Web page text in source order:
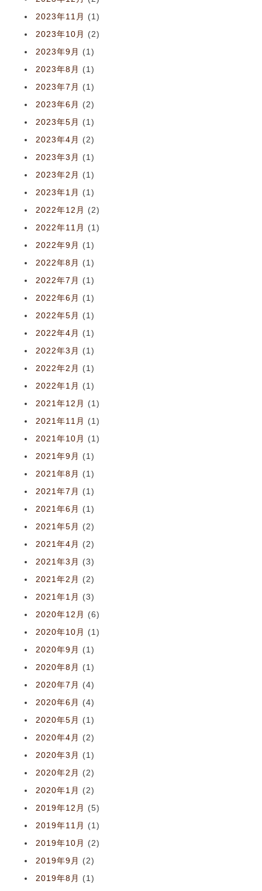
2023年11月
(1)
2023年10月
(2)
2023年9月
(1)
2023年8月
(1)
2023年7月
(1)
2023年6月
(2)
2023年5月
(1)
2023年4月
(2)
2023年3月
(1)
2023年2月
(1)
2023年1月
(1)
2022年12月
(2)
2022年11月
(1)
2022年9月
(1)
2022年8月
(1)
2022年7月
(1)
2022年6月
(1)
2022年5月
(1)
2022年4月
(1)
2022年3月
(1)
2022年2月
(1)
2022年1月
(1)
2021年12月
(1)
2021年11月
(1)
2021年10月
(1)
2021年9月
(1)
2021年8月
(1)
2021年7月
(1)
2021年6月
(1)
2021年5月
(2)
2021年4月
(2)
2021年3月
(3)
2021年2月
(2)
2021年1月
(3)
2020年12月
(6)
2020年10月
(1)
2020年9月
(1)
2020年8月
(1)
2020年7月
(4)
2020年6月
(4)
2020年5月
(1)
2020年4月
(2)
2020年3月
(1)
2020年2月
(2)
2020年1月
(2)
2019年12月
(5)
2019年11月
(1)
2019年10月
(2)
2019年9月
(2)
2019年8月
(1)